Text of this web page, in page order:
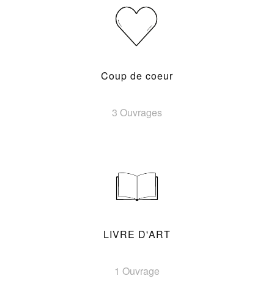
Coup de coeur
3 Ouvrages
LIVRE D'ART
1 Ouvrage